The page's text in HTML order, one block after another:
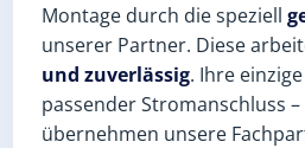
Montage durch die speziell
unserer Partner. Diese
und zuverlässig. Ihre
passender Stromanschluss
übernehmen unsere